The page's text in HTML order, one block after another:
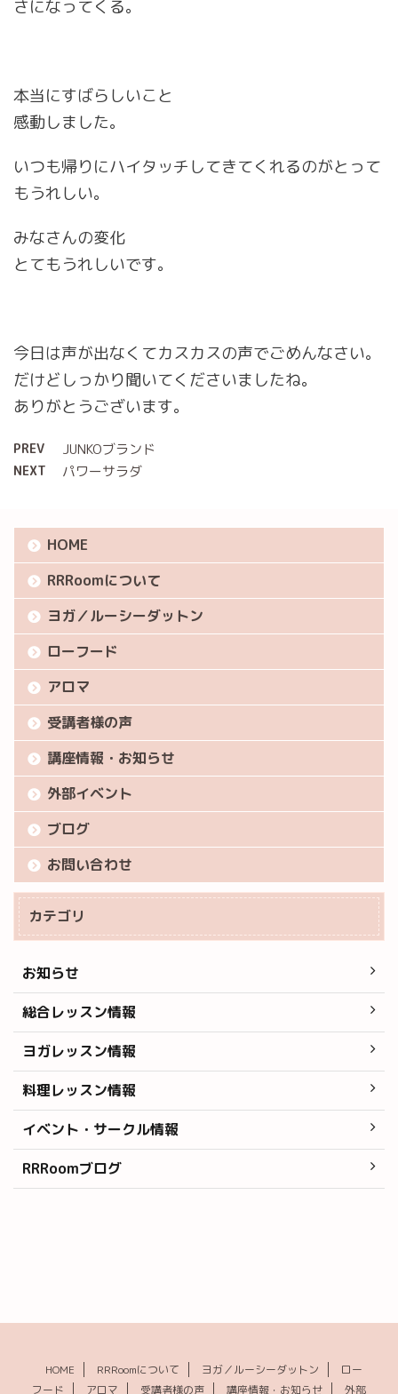
さになってくる。
本当にすばらしいこと
感動しました。
いつも帰りにハイタッチしてきてくれるのがとって
もうれしい。
みなさんの変化
とてもうれしいです。
今日は声が出なくてカスカスの声でごめんなさい。
だけどしっかり聞いてくださいましたね。
ありがとうございます。
PREV JUNKOブランド
NEXT パワーサラダ
HOME
RRRoomについて
ヨガ／ルーシーダットン
ローフード
アロマ
受講者様の声
講座情報・お知らせ
外部イベント
ブログ
お問い合わせ
カテゴリ
お知らせ
総合レッスン情報
ヨガレッスン情報
料理レッスン情報
イベント・サークル情報
RRRoomブログ
HOME RRRoomについて ヨガ／ルーシーダットン
ロー
フード
アロマ 受講者様の声 講座情報・お知らせ 外部